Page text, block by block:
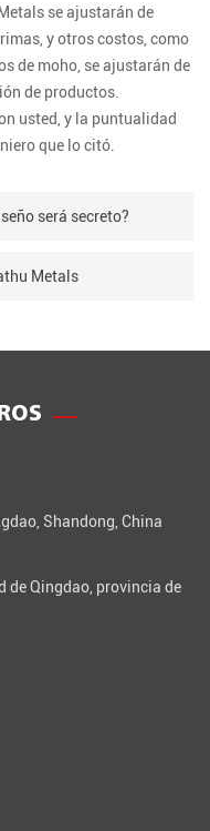
se ajustarán de
y otros costos, como
de moho, se ajustarán de
de productos.
usted, y la puntualidad
que lo citó.
será secreto?
Metals
Shandong, China
de Qingdao, provincia de